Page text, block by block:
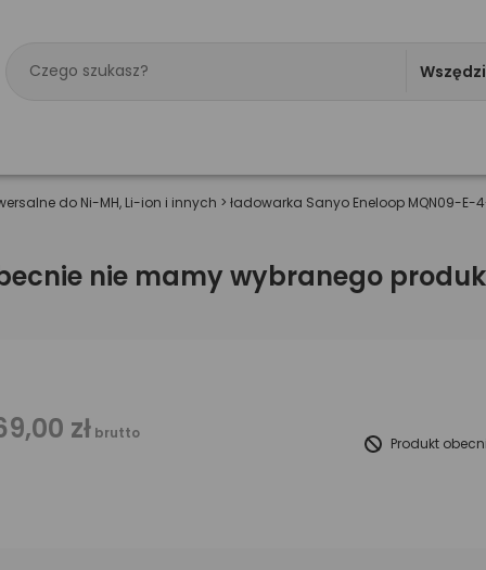
do Ni-MH, Li-ion i innych > ładowarka Sanyo Eneloop MQN09-E-
nie mamy wybranego
zł brutto
Produkt